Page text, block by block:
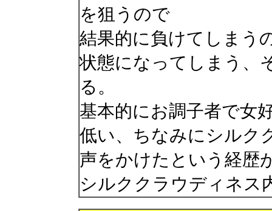
を狙うので
結果的に負けてしまう
状態になってしまう、
る。
基本的にお調子者で女
低い、ちなみにシルク
声をかけたという経歴
シルククラウディネス